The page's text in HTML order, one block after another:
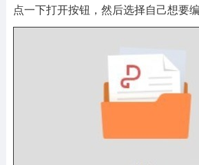
点一下打开按钮，然后选择自己想要